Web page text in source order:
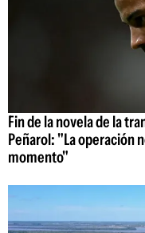
Fin de la novela de la
Peñarol: "La operación
momento"